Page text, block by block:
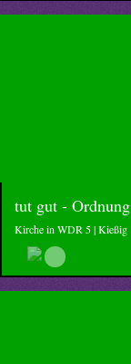
tut gut - Ordnung
Kirche in WDR 5 | Kießig